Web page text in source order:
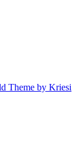
Theme by Kriesi